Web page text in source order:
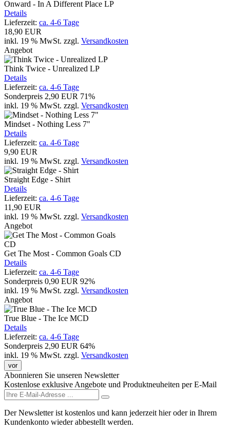
Onward - In A Different Place LP
Details
Lieferzeit: ca. 4-6 Tage
18,90 EUR
inkl. 19 % MwSt. zzgl. Versandkosten
Angebot
Think Twice - Unrealized LP
Details
Lieferzeit: ca. 4-6 Tage
Sonderpreis 2,90 EUR 71%
inkl. 19 % MwSt. zzgl. Versandkosten
Mindset - Nothing Less 7"
Details
Lieferzeit: ca. 4-6 Tage
9,90 EUR
inkl. 19 % MwSt. zzgl. Versandkosten
Straight Edge - Shirt
Details
Lieferzeit: ca. 4-6 Tage
11,90 EUR
inkl. 19 % MwSt. zzgl. Versandkosten
Angebot
Get The Most - Common Goals CD
Details
Lieferzeit: ca. 4-6 Tage
Sonderpreis 0,90 EUR 92%
inkl. 19 % MwSt. zzgl. Versandkosten
Angebot
True Blue - The Ice MCD
Details
Lieferzeit: ca. 4-6 Tage
Sonderpreis 2,90 EUR 64%
inkl. 19 % MwSt. zzgl. Versandkosten
vor
Abonnieren Sie unseren Newsletter
Kostenlose exklusive Angebote und Produktneuheiten per E-Mail
Der Newsletter ist kostenlos und kann jederzeit hier oder in Ihrem
Kundenkonto wieder abbestellt werden.